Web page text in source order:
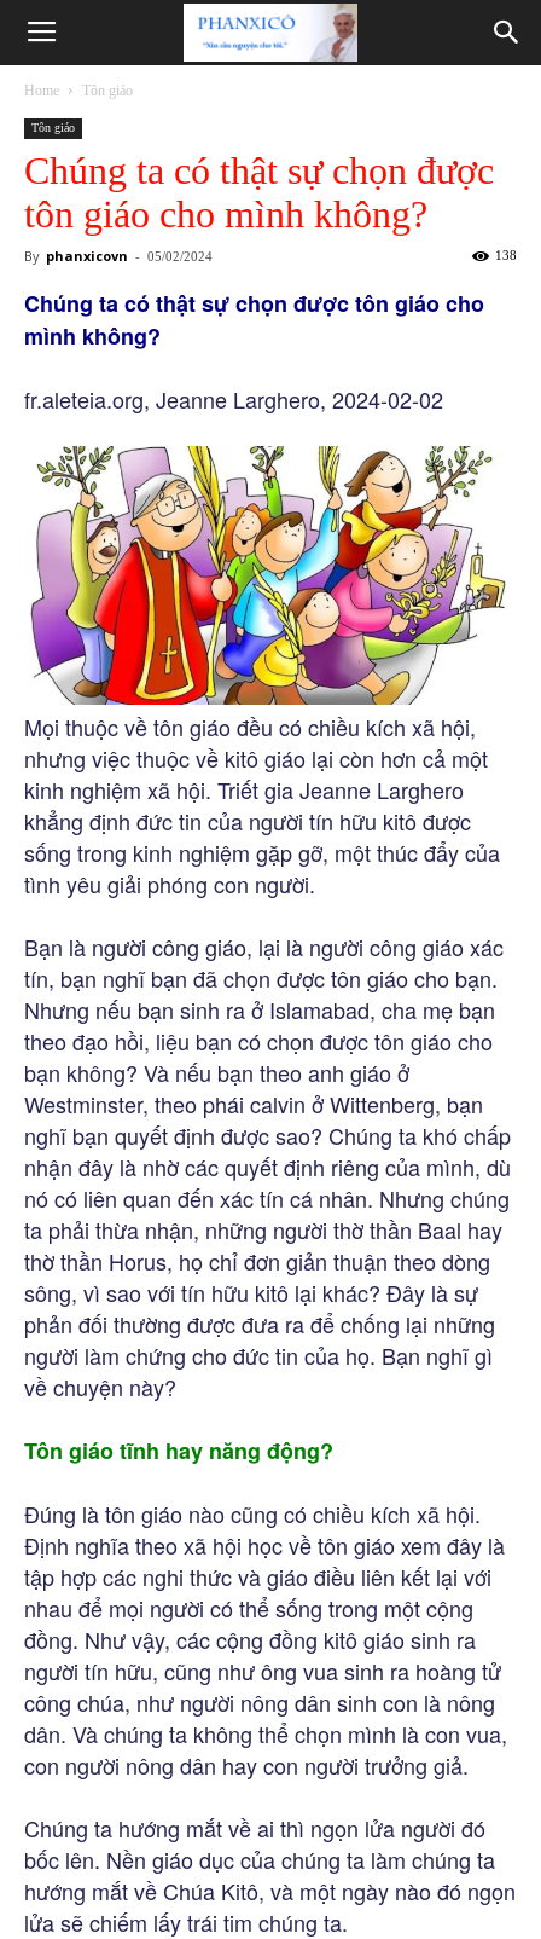
Phanxicô
Home Tôn giáo
Tôn giáo
Chúng ta có thật sự chọn được
tôn giáo cho mình không?
By phanxicovn - 05/02/2024 138
Chúng ta có thật sự chọn được tôn giáo cho
mình không?
fr.aleteia.org, Jeanne Larghero, 2024-02-02
Mọi thuộc về tôn giáo đều có chiều kích xã hội,
nhưng việc thuộc về kitô giáo lại còn hơn cả một
kinh nghiệm xã hội. Triết gia Jeanne Larghero
khẳng định đức tin của người tín hữu kitô được
sống trong kinh nghiệm gặp gỡ, một thúc đẩy của
tình yêu giải phóng con người.
Bạn là người công giáo, lại là người công giáo xác
tín, bạn nghĩ bạn đã chọn được tôn giáo cho bạn.
Nhưng nếu bạn sinh ra ở Islamabad, cha mẹ bạn
theo đạo hồi, liệu bạn có chọn được tôn giáo cho
bạn không? Và nếu bạn theo anh giáo ở
Westminster, theo phái calvin ở Wittenberg, bạn
nghĩ bạn quyết định được sao? Chúng ta khó chấp
nhận đây là nhờ các quyết định riêng của mình, dù
nó có liên quan đến xác tín cá nhân. Nhưng chúng
ta phải thừa nhận, những người thờ thần Baal hay
thờ thần Horus, họ chỉ đơn giản thuận theo dòng
sông, vì sao với tín hữu kitô lại khác? Đây là sự
phản đối thường được đưa ra để chống lại những
người làm chứng cho đức tin của họ. Bạn nghĩ gì
về chuyện này?
Tôn giáo tĩnh hay năng động?
Đúng là tôn giáo nào cũng có chiều kích xã hội.
Định nghĩa theo xã hội học về tôn giáo xem đây là
tập hợp các nghi thức và giáo điều liên kết lại với
nhau để mọi người có thể sống trong một cộng
đồng. Như vậy, các cộng đồng kitô giáo sinh ra
người tín hữu, cũng như ông vua sinh ra hoàng tử
công chúa, như người nông dân sinh con là nông
dân. Và chúng ta không thể chọn mình là con vua,
con người nông dân hay con người trưởng giả.
Chúng ta hướng mắt về ai thì ngọn lửa người đó
bốc lên. Nền giáo dục của chúng ta làm chúng ta
hướng mắt về Chúa Kitô, và một ngày nào đó ngọn
lửa sẽ chiếm lấy trái tim chúng ta.